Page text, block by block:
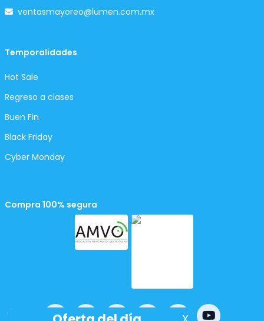
ventasmayoreo@lumen.com.mx
Temporalidades
Hot Sale
Regreso a clases
Buen Fin
Black Friday
Cyber Monday
Compra 100% segura